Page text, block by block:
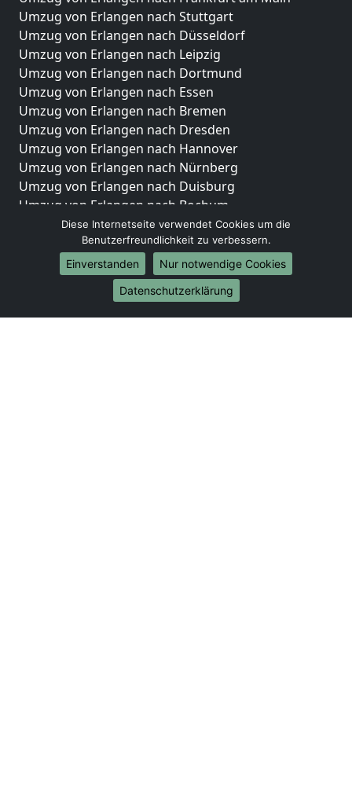
Umzug von Erlangen nach Stuttgart
Umzug von Erlangen nach Düsseldorf
Umzug von Erlangen nach Leipzig
Umzug von Erlangen nach Dortmund
Umzug von Erlangen nach Essen
Umzug von Erlangen nach Bremen
Umzug von Erlangen nach Dresden
Umzug von Erlangen nach Hannover
Umzug von Erlangen nach Nürnberg
Umzug von Erlangen nach Duisburg
Umzug von Erlangen nach Bochum
Umzug von Erlangen nach Wuppertal
Umzug von Erlangen nach Bielefeld
Umzug von Erlangen nach Bonn
Umzug von Erlangen nach Münster
Diese Internetseite verwendet Cookies um die
Benutzerfreundlichkeit zu verbessern.
Einverstanden
Nur notwendige Cookies
Datenschutzerklärung